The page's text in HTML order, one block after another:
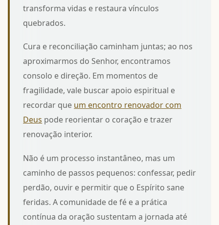
transforma vidas e restaura vínculos
quebrados.
Cura e reconciliação caminham juntas; ao nos
aproximarmos do Senhor, encontramos
consolo e direção. Em momentos de
fragilidade, vale buscar apoio espiritual e
recordar que um encontro renovador com
Deus pode reorientar o coração e trazer
renovação interior.
Não é um processo instantâneo, mas um
caminho de passos pequenos: confessar, pedir
perdão, ouvir e permitir que o Espírito sane
feridas. A comunidade de fé e a prática
contínua da oração sustentam a jornada até